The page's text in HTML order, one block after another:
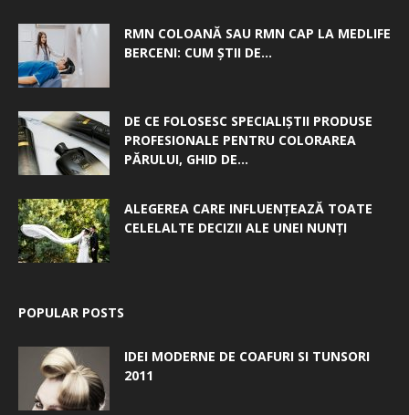
RMN COLOANĂ SAU RMN CAP LA MEDLIFE
BERCENI: CUM ȘTII DE...
DE CE FOLOSESC SPECIALIȘTII PRODUSE
PROFESIONALE PENTRU COLORAREA
PĂRULUI, GHID DE...
ALEGEREA CARE INFLUENȚEAZĂ TOATE
CELELALTE DECIZII ALE UNEI NUNȚI
POPULAR POSTS
IDEI MODERNE DE COAFURI SI TUNSORI
2011